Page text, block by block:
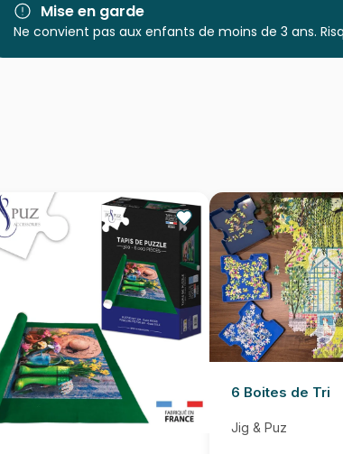
Catégorie
Age
Puzzle pour
pièces)
Mise en garde
Ne convient pas aux enfants de moins de 3 ans.
6 Boites de Tri
Jig & Puz